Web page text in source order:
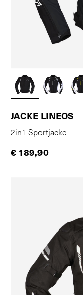
JACKE LINEOS
2in1 Sportjacke
€ 189,90